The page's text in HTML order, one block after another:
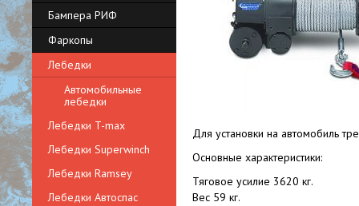
Бампера РИФ
Фаркопы
Лебедки
Автомобильные
лебедки
Лебедки T-max
Лебедки Superwinch
Лебедки Ramsey
Лебедки Автоспас
Для установки на автомобиль
Основные характеристики:
Тяговое усилие 3620 кг.
Вес 59 кг.